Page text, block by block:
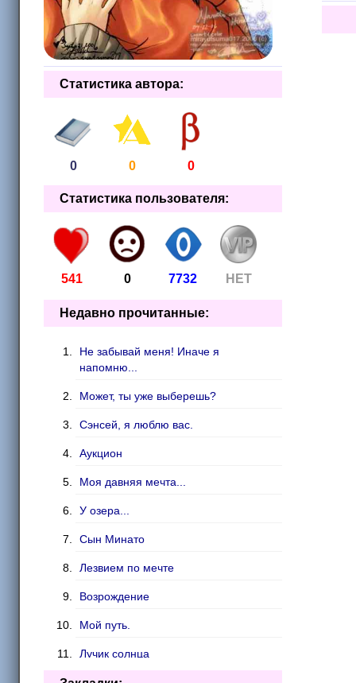
Статистика автора:
0 0 0
Статистика пользователя:
541 0 7732 НЕТ
Недавно прочитанные:
Не забывай меня! Иначе я
напомню...
Может, ты уже выберешь?
Сэнсей, я люблю вас.
Аукцион
Моя давняя мечта...
У озера...
Сын Минато
Лезвием по мечте
Возрождение
Мой путь.
Лучик солнца